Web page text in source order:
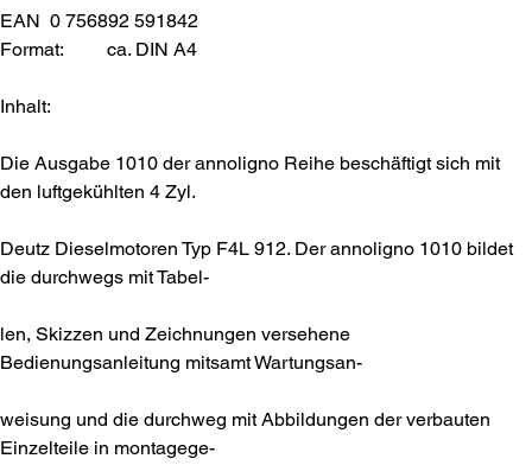
EAN 0 756892 591842
Format: ca. DIN A4
Inhalt:
Die Ausgabe 1010 der annoligno Reihe beschäftigt sich mit
den luftgekühlten 4 Zyl.
Deutz Dieselmotoren Typ F4L 912. Der annoligno 1010 bildet
die durchwegs mit Tabel-
len, Skizzen und Zeichnungen versehene
Bedienungsanleitung mitsamt Wartungsan-
weisung und die durchweg mit Abbildungen der verbauten
Einzelteile in montagege-